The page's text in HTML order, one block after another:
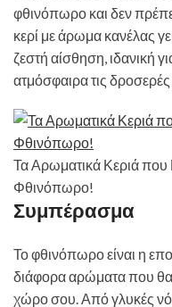
φθινόπωρο και δεν
κερί με άρωμα κανέλας
ζεστή αίσθηση, ιδανική
ατμόσφαιρα τις
Τα Αρωματικά Κεριά που
Φθινόπωρο!
Συμπέρασμα
Το φθινόπωρο είναι η
διάφορα αρώματα που θα
χώρο σου. Από γλυκές